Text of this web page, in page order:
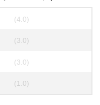
(4.0)
(3.0)
(3.0)
(1.0)